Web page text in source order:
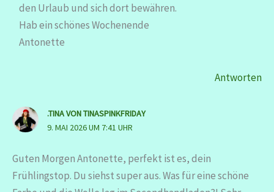
den Urlaub und sich dort bewähren.
Hab ein schönes Wochenende
Antonette
Antworten
.TINA VON TINASPINKFRIDAY
9. MAI 2026 UM 7:41 UHR
Guten Morgen Antonette, perfekt ist es, dein
Frühlingstop. Du siehst super aus. Was für eine schöne